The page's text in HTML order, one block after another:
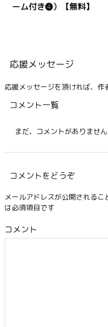
ーム付き❹）【無料】
応援メッセージ
応援メッセージを頂ければ、
コメント一覧
まだ、コメントがありません
コメントをどうぞ
メールアドレスが公開されるこ
は必須項目です
コメント